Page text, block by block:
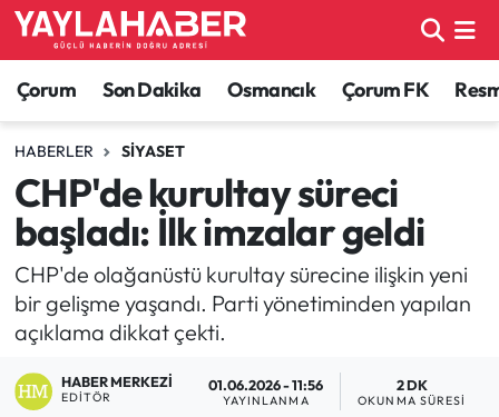
Çorum Son Dakika Osmancık Çorum FK
HABERLER SIYASET
CHP'de kurultay süreci
başladı: İlk imzalar geldi
CHP'de olağanüstü kurultay sürecine ilişkin yeni
bir gelişme yaşandı. Parti yönetiminden yapılan
açıklama dikkat çekti.
HABER MERKEZI
EDITÖR
01.06.2026 - 11:56
YAYINLANMA
2 DK
OKUNMA SÜRESI
Alaca Haberleri
Bayat Haberleri
Bilgi - Keşfet Haberleri
Bilim ve Teknoloji
Boğazkale Haberleri
Çorum Nöbetçi Eczaneler
Çorum Hava Durumu
Çorum Namaz Vakitleri
Çorum Trafik Yoğunluk Haritası
TFF 1.Lig Puan Durumu ve Fikstür